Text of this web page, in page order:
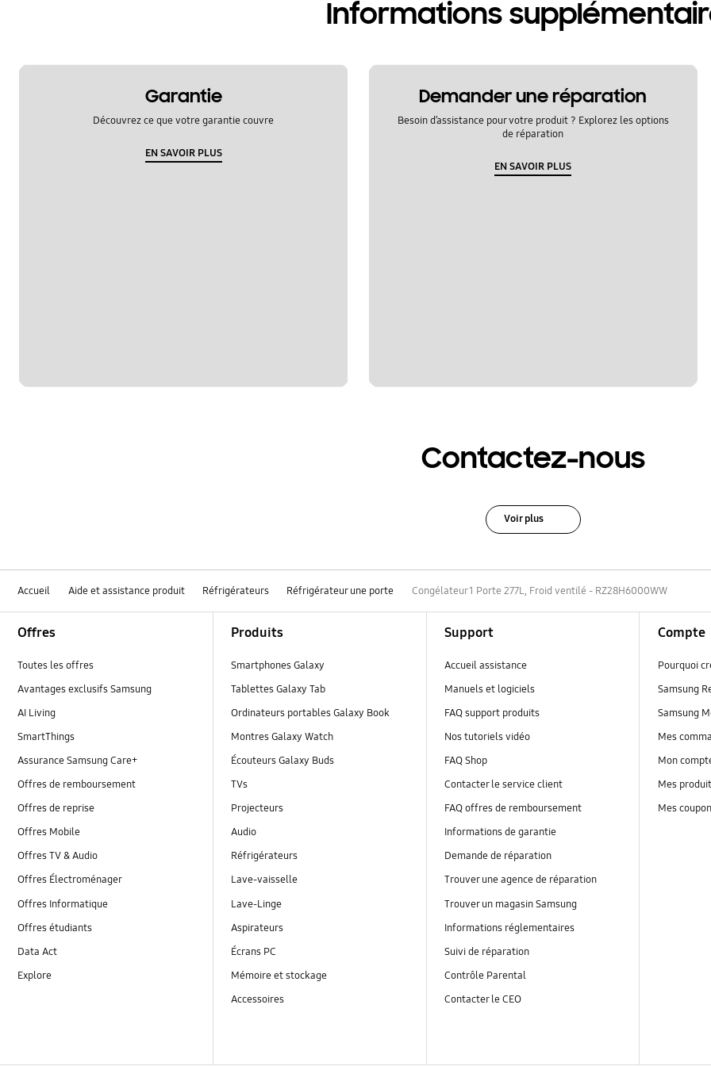
Informations
Garantie
Découvrez ce que votre garantie couvre
EN SAVOIR PLUS
Demander une réparation
Besoin d’assistance pour votre produit ? Explorez les options
de réparation
EN SAVOIR PLUS
Contactez-nous
Voir plus
Accueil Aide et assistance produit Réfrigérateurs Réfrigérateur une porte Congélateur 1 Porte 277L, Froid ventilé - RZ28H6000WW
Offres
Toutes les offres
Avantages exclusifs Samsung
AI Living
SmartThings
Assurance Samsung Care+
Offres de remboursement
Offres de reprise
Offres Mobile
Offres TV & Audio
Offres Électroménager
Offres Informatique
Offres étudiants
Data Act
Explore
Produits
Smartphones Galaxy
Tablettes Galaxy Tab
Ordinateurs portables Galaxy Book
Montres Galaxy Watch
Écouteurs Galaxy Buds
TVs
Projecteurs
Audio
Réfrigérateurs
Lave-vaisselle
Lave-Linge
Aspirateurs
Écrans PC
Mémoire et stockage
Accessoires
Support
Accueil assistance
Manuels et logiciels
FAQ support produits
Nos tutoriels vidéo
FAQ Shop
Contacter le service client
FAQ offres de remboursement
Informations de garantie
Demande de réparation
Trouver une agence de réparation
Trouver un magasin Samsung
Informations réglementaires
Suivi de réparation
Contrôle Parental
Contacter le CEO
Compte
Pourquoi
Samsung
Samsung
Mes
Mon
Mes
Mes